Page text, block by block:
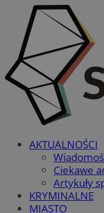
AKTUALNOŚCI
Ciekawe
Artykuły
KRYMINALNE
MIASTO